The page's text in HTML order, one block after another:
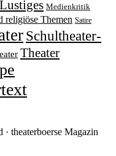
Lustiges Medienkritik
religiöse Themen Satire
Schultheater-
Theater
theaterboerse Magazin